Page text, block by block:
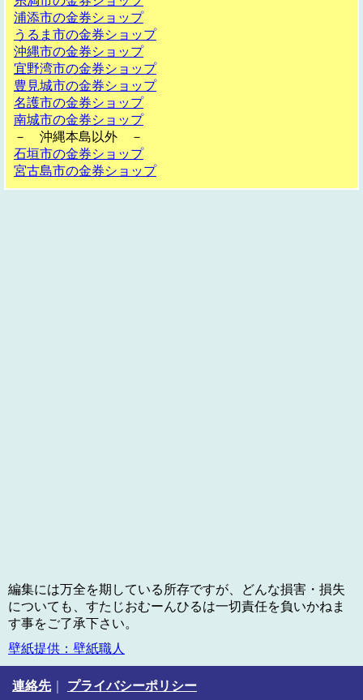
浦添市の金券ショップ
うるま市の金券ショップ
沖縄市の金券ショップ
宜野湾市の金券ショップ
豊見城市の金券ショップ
名護市の金券ショップ
南城市の金券ショップ
－ 沖縄本島以外 －
石垣市の金券ショップ
宮古島市の金券ショップ
編集には万全を期している所存ですが、どんな損害・損失
についても、すたじおむーんひるは一切責任を負いかねま
す事をご了承下さい。
壁紙提供：壁紙職人
連絡先｜ プライバシーポリシー